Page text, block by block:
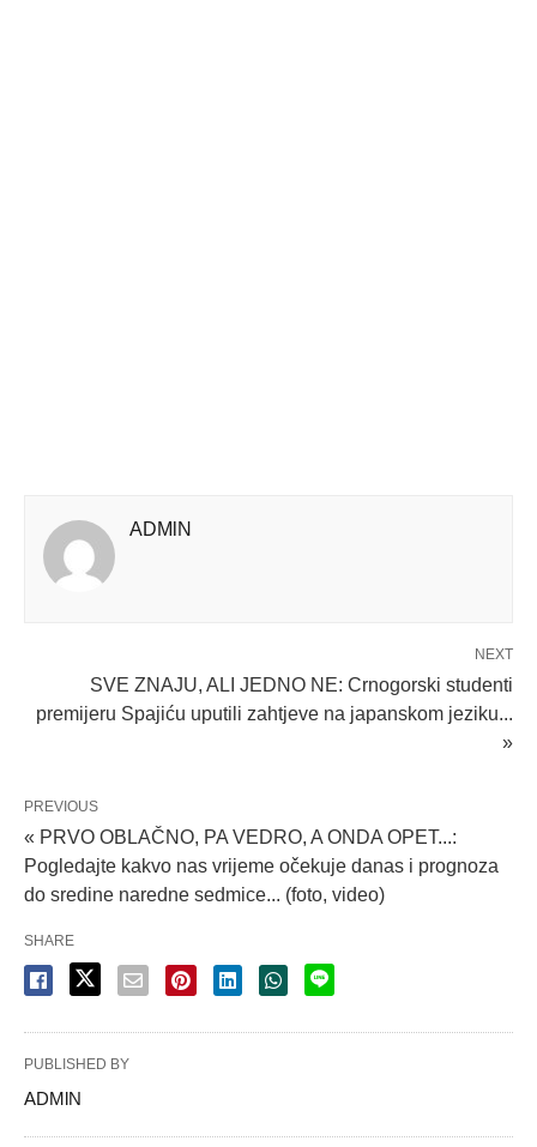
ADMlN
NEXT
SVE ZNAJU, ALI JEDNO NE: Crnogorski studenti
premijeru Spajiću uputili zahtjeve na japanskom jeziku...
»
PREVIOUS
« PRVO OBLAČNO, PA VEDRO, A ONDA OPET...:
Pogledajte kakvo nas vrijeme očekuje danas i prognoza
do sredine naredne sedmice... (foto, video)
SHARE
PUBLISHED BY
ADMlN